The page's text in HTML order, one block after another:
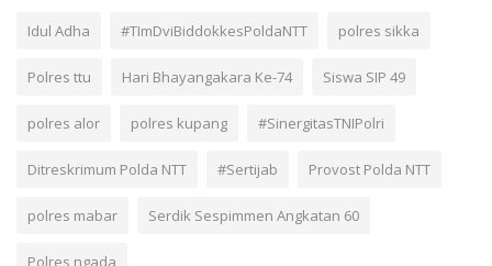
Idul Adha #TImDviBiddokkesPoldaNTT polres sikka
Polres ttu Hari Bhayangakara Ke-74 Siswa SIP 49
polres alor polres kupang #SinergitasTNIPolri
Ditreskrimum Polda NTT #Sertijab Provost Polda NTT
polres mabar Serdik Sespimmen Angkatan 60
Polres ngada